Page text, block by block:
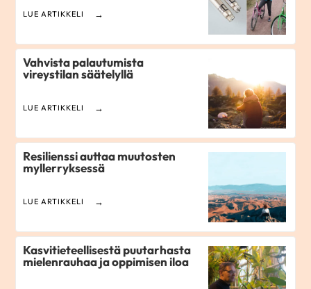
LUE ARTIKKELI
Vahvista palautumista
vireystilan säätelyllä
LUE ARTIKKELI
Resilienssi auttaa muutosten
myllerryksessä
LUE ARTIKKELI
Kasvitieteellisestä puutarhasta
mielenrauhaa ja oppimisen iloa